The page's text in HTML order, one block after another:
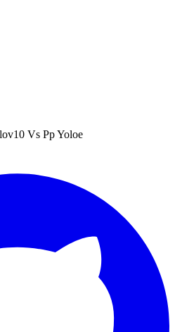
Vs Pp Yoloe